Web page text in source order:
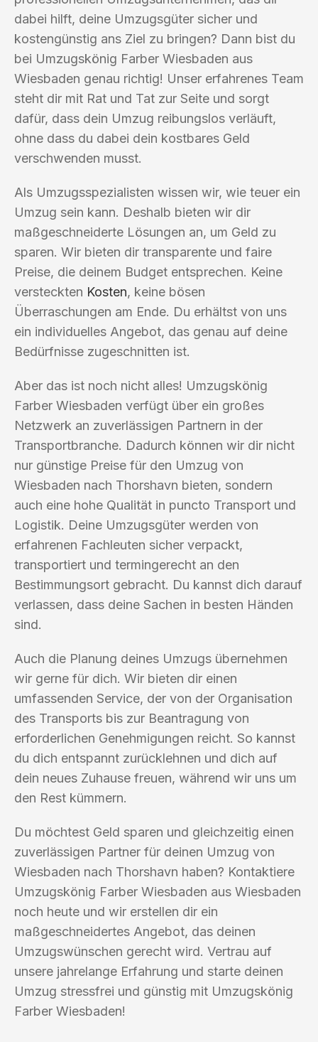
dabei hilft, deine Umzugsgüter sicher und
kostengünstig ans Ziel zu bringen? Dann bist du
bei Umzugskönig Farber Wiesbaden aus
Wiesbaden genau richtig! Unser erfahrenes Team
steht dir mit Rat und Tat zur Seite und sorgt
dafür, dass dein Umzug reibungslos verläuft,
ohne dass du dabei dein kostbares Geld
verschwenden musst.
Als Umzugsspezialisten wissen wir, wie teuer ein
Umzug sein kann. Deshalb bieten wir dir
maßgeschneiderte Lösungen an, um Geld zu
sparen. Wir bieten dir transparente und faire
Preise, die deinem Budget entsprechen. Keine
versteckten Kosten, keine bösen
Überraschungen am Ende. Du erhältst von uns
ein individuelles Angebot, das genau auf deine
Bedürfnisse zugeschnitten ist.
Aber das ist noch nicht alles! Umzugskönig
Farber Wiesbaden verfügt über ein großes
Netzwerk an zuverlässigen Partnern in der
Transportbranche. Dadurch können wir dir nicht
nur günstige Preise für den Umzug von
Wiesbaden nach Thorshavn bieten, sondern
auch eine hohe Qualität in puncto Transport und
Logistik. Deine Umzugsgüter werden von
erfahrenen Fachleuten sicher verpackt,
transportiert und termingerecht an den
Bestimmungsort gebracht. Du kannst dich darauf
verlassen, dass deine Sachen in besten Händen
sind.
Auch die Planung deines Umzugs übernehmen
wir gerne für dich. Wir bieten dir einen
umfassenden Service, der von der Organisation
des Transports bis zur Beantragung von
erforderlichen Genehmigungen reicht. So kannst
du dich entspannt zurücklehnen und dich auf
dein neues Zuhause freuen, während wir uns um
den Rest kümmern.
Du möchtest Geld sparen und gleichzeitig einen
zuverlässigen Partner für deinen Umzug von
Wiesbaden nach Thorshavn haben? Kontaktiere
Umzugskönig Farber Wiesbaden aus Wiesbaden
noch heute und wir erstellen dir ein
maßgeschneidertes Angebot, das deinen
Umzugswünschen gerecht wird. Vertrau auf
unsere jahrelange Erfahrung und starte deinen
Umzug stressfrei und günstig mit Umzugskönig
Farber Wiesbaden!